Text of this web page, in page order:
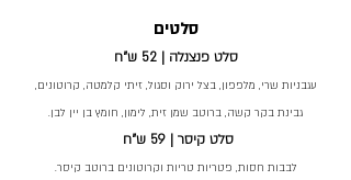
סלטים
סלט פנצנלה |52 ש"ח
עגבניות שרי, מלפפון, בצל ירוק וסגול, זיתי קלמטה, קרוטונים,
גבינת בקר קשה, ברוטב שמן זית, לימון, חומץ בן יין לבן.
סלט קיסר |59 ש"ח
לבבות חסות, פטריות טריות וקרוטונים ברוטב קיסר.